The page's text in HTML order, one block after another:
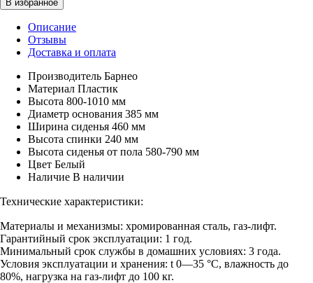
Описание
Отзывы
Доставка и оплата
Производитель Барнео
Материал Пластик
Высота 800-1010 мм
Диаметр основания 385 мм
Ширина сиденья 460 мм
Высота спинки 240 мм
Высота сиденья от пола 580-790 мм
Цвет Белый
Наличие В наличии
Технические характеристики:
Материалы и механизмы: хромированная сталь, газ-лифт.
Гарантийный срок эксплуатации: 1 год.
Минимальный срок службы в домашних условиях: 3 года.
Условия эксплуатации и хранения: t 0—35 °С, влажность до
80%, нагрузка на газ-лифт до 100 кг.